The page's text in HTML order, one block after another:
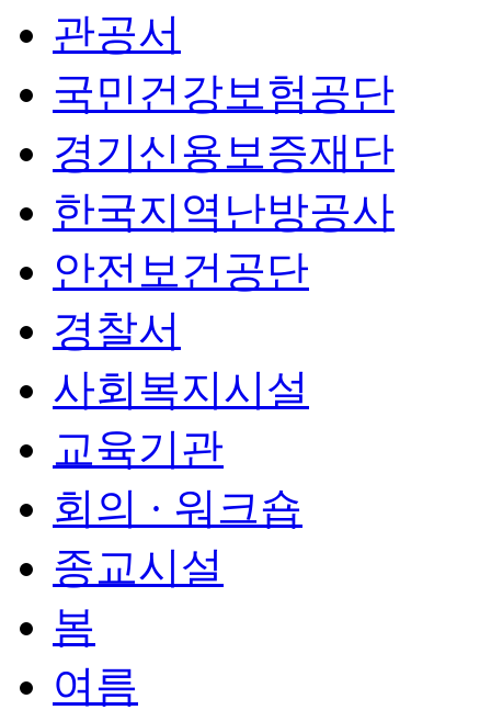
관공서
국민건강보험공단
경기신용보증재단
한국지역난방공사
안전보건공단
경찰서
사회복지시설
교육기관
회의 · 워크숍
종교시설
봄
여름